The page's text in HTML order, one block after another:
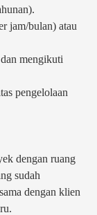
jam/bulan) atau
mengikuti
pengelolaan
dengan ruang
sudah
dengan klien